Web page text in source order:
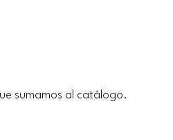
sumamos al catálogo.